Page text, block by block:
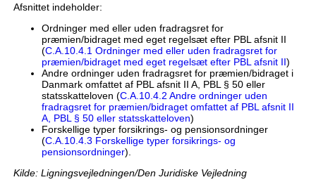
Afsnittet indeholder:
Ordninger med eller uden fradragsret for
præmien/bidraget med eget regelsæt efter PBL afsnit II
(C.A.10.4.1 Ordninger med eller uden fradragsret for
præmien/bidraget med eget regelsæt efter PBL afsnit II)
Andre ordninger uden fradragsret for præmien/bidraget i
Danmark omfattet af PBL afsnit II A, PBL § 50 eller
statsskatteloven (C.A.10.4.2 Andre ordninger uden
fradragsret for præmien/bidraget omfattet af PBL afsnit II
A, PBL § 50 eller statsskatteloven)
Forskellige typer forsikrings- og pensionsordninger
(C.A.10.4.3 Forskellige typer forsikrings- og
pensionsordninger).
Kilde: Ligningsvejledningen/Den Juridiske Vejledning